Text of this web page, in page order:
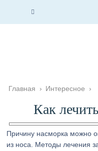
Главная › Интересное ›
Как
Причину насморка можно
из носа. Методы лечения